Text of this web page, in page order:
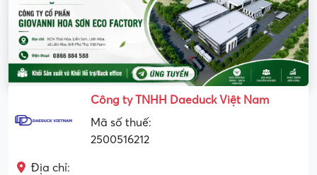
Công ty TNHH Daeduck Việt Nam
Mã số thuế:
2500516212
Địa chỉ: